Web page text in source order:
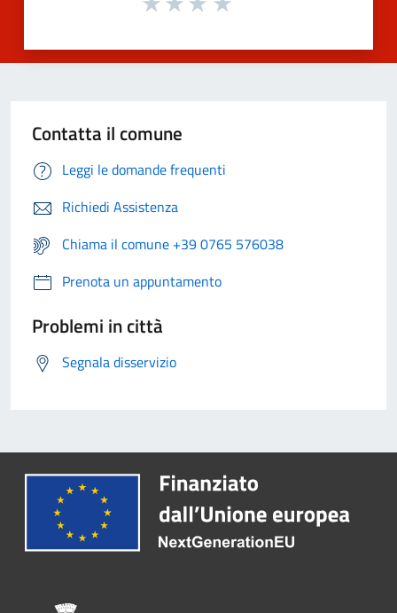
Contatta il comune
Leggi le domande frequenti
Richiedi Assistenza
Chiama il comune +39 0765 576038
Prenota un appuntamento
Problemi in città
Segnala disservizio